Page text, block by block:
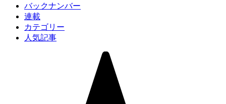
バックナンバー
連載
カテゴリー
人気記事